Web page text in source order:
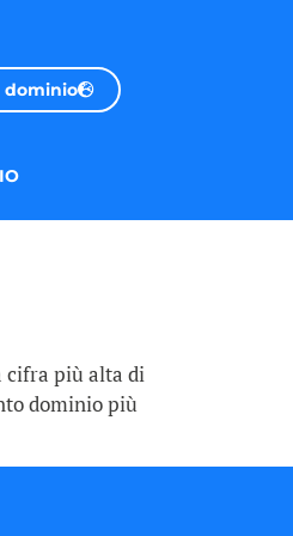
dominio
cifra più alta di
dominio più